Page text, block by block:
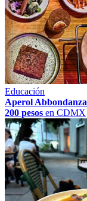
Educación
Aperol Abbondanza
200 pesos en CDMX